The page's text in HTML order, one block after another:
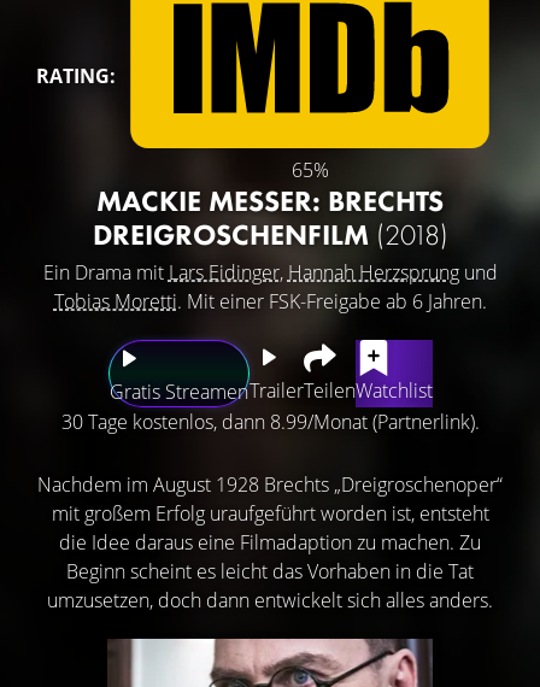
RATING:
65%
MACKIE MESSER: BRECHTS
DREIGROSCHENFILM (2018)
Ein Drama mit Lars Eidinger, Hannah Herzsprungund
Tobias Moretti. Mit einer FSK-Freigabe ab 6 Jahren.
Gratis StreamenTrailerTeilenWatchlist
30 Tage kostenlos, dann 8.99/Monat (Partnerlink).
Nachdem im August 1928 Brechts „Dreigroschenoper“
mit großem Erfolg uraufgeführt worden ist, entsteht
die Idee daraus eine Filmadaption zu machen. Zu
Beginn scheint es leicht das Vorhaben in die Tat
umzusetzen, doch dann entwickelt sich alles anders.